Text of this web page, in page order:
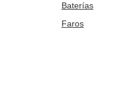
Baterías
Faros